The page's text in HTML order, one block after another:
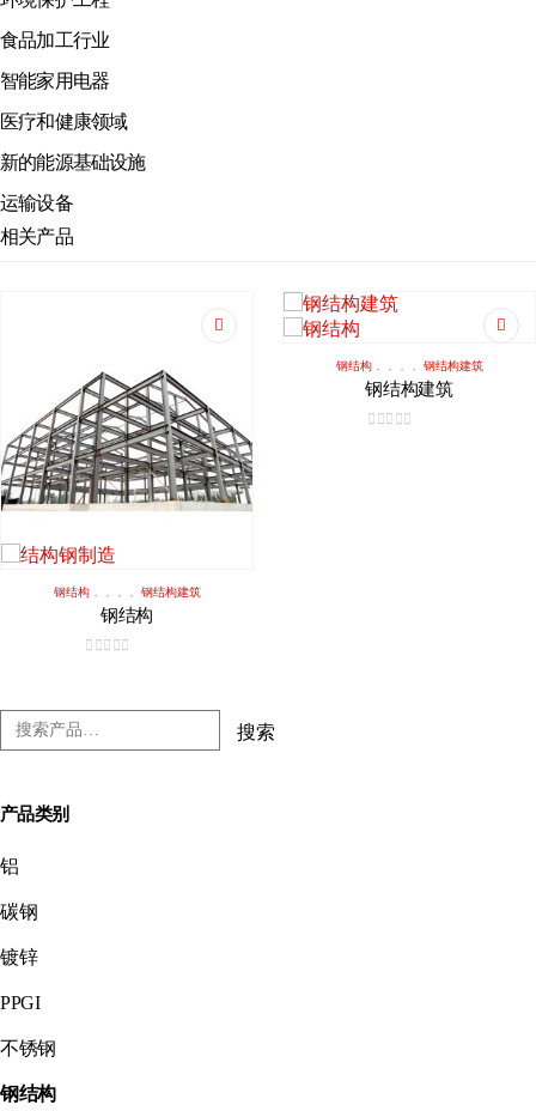
食品加工行业
智能家用电器
医疗和健康领域
新的能源基础设施
运输设备
相关产品
钢结构，，，， 钢结构建筑
钢结构
钢结构，，，， 钢结构建筑
钢结构建筑
搜索
产品类别
铝
碳钢
镀锌
PPGI
不锈钢
钢结构